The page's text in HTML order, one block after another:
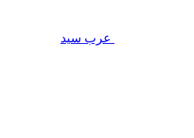
عرب سيد